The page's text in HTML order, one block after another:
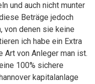
und auch nicht munter
Beträge jedoch
von denen sie keine
ich habe ein Extra
Art von Anleger man ist.
100% sichere
kapitalanlage